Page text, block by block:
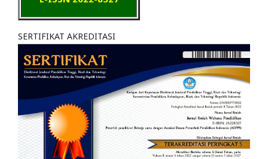
SERTIFIKAT AKREDITASI